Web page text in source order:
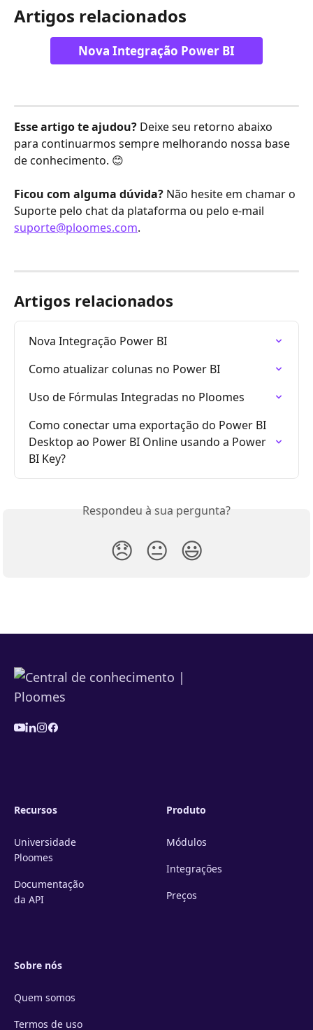
Artigos relacionados
Nova Integração Power BI
Esse artigo te ajudou? Deixe seu retorno abaixo
para continuarmos sempre melhorando nossa base
de conhecimento. 😊
Ficou com alguma dúvida? Não hesite em chamar o
Suporte pelo chat da plataforma ou pelo e-mail
suporte@ploomes.com.
Artigos relacionados
Nova Integração Power BI
Como atualizar colunas no Power BI
Uso de Fórmulas Integradas no Ploomes
Como conectar uma exportação do Power BI
Desktop ao Power BI Online usando a Power
BI Key?
Respondeu à sua pergunta?
😞 😐 😃
Recursos
Universidade
Ploomes
Documentação
da API
Produto
Módulos
Integrações
Preços
Sobre nós
Quem somos
Termos de uso